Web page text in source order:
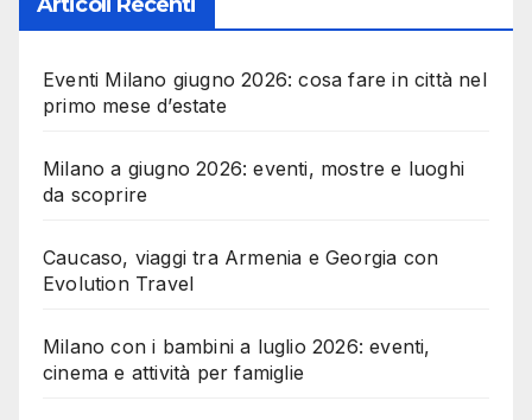
Eventi Milano giugno 2026: cosa fare in città nel
primo mese d’estate
Milano a giugno 2026: eventi, mostre e luoghi
da scoprire
Caucaso, viaggi tra Armenia e Georgia con
Evolution Travel
Milano con i bambini a luglio 2026: eventi,
cinema e attività per famiglie